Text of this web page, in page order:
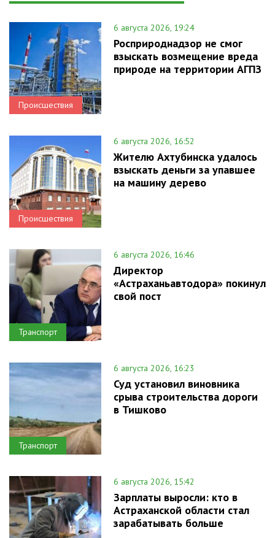
Происшествия
6 августа 2026, 19:24
Росприроднадзор не смог
взыскать возмещение вреда
природе на территории АГПЗ
Происшествия
6 августа 2026, 16:52
Жителю Ахтубинска удалось
взыскать деньги за упавшее
на машину дерево
Транспорт
6 августа 2026, 16:46
Директор
«Астраханьавтодора» покинул
свой пост
Транспорт
6 августа 2026, 16:23
Суд установил виновника
срыва строительства дороги
в Тишково
6 августа 2026, 15:42
Зарплаты выросли: кто в
Астраханской области стал
зарабатывать больше